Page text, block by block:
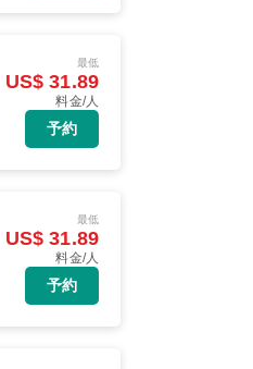
最低
US$ 31.89
料金/人
予約
最低
US$ 31.89
料金/人
予約